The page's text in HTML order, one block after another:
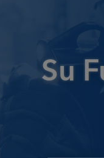
Madera de
Enfriamiento para
Procesamiento de
Su